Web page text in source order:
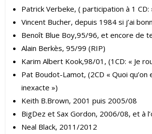
Patrick Verbeke, ( participation à 1 CD:
Vincent Bucher, depuis 1984 si j’ai
Benoît Blue Boy,95/96, et encore de
Alain Berkès, 95/99 (RIP)
Karim Albert Kook,98/01, (1CD: « Je
Pat Boudot-Lamot, (2CD « Quoi qu’on
inexacte »)
Keith B.Brown, 2001 puis 2005/08
BigDez et Sax Gordon, 2006/08, et à
Neal Black, 2011/2012